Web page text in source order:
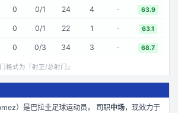
0 0/1 24 4 - 63.9
0 0/1 22 1 - 63.1
0 0/3 34 3 - 68.7
格式为「射正/总射门」
）是巴拉圭足球运动员， 司职中场，现效力于